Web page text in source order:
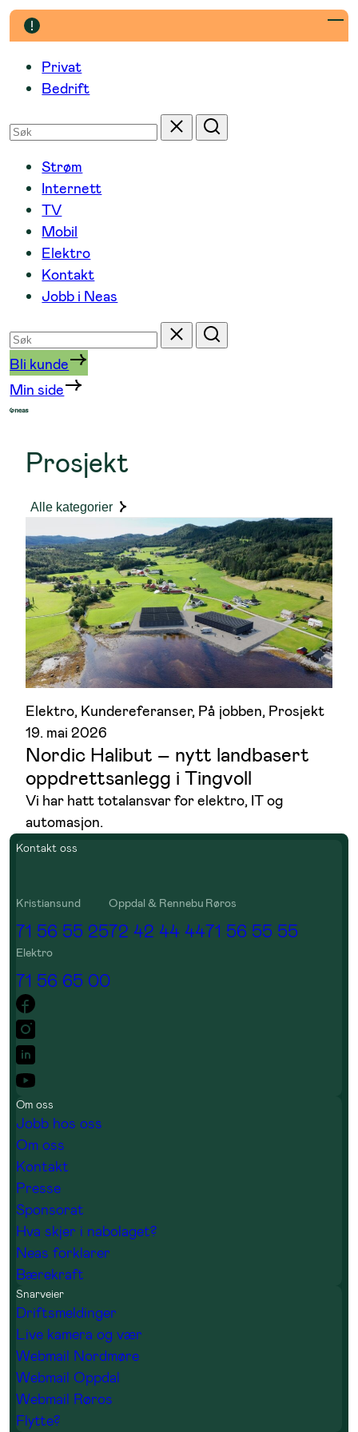
Hopp
til
innholdPrivat
Bedrift
Søk
etter
Tilbakestill
Søk
Strøm
Internett
TV
Mobil
Elektro
Kontakt
Jobb i Neas
Søk
etter
Tilbakestill
Søk
Bli kunde
Min side
Prosjekt
Alle kategorier
Elektro, Kundereferanser, På jobben, Prosjekt
19. mai 2026
Nordic Halibut – nytt landbasert
oppdrettsanlegg i Tingvoll
Vi har hatt totalansvar for elektro, IT og
automasjon.
Kontakt oss
Kristiansund
71 56 55 25
Oppdal & Rennebu
72 42 44 44
Røros
71 56 55 55
Elektro
71 56 65 00
Om oss
Jobb hos oss
Om oss
Kontakt
Presse
Sponsorat
Hva skjer i nabolaget?
Neas forklarer
Bærekraft
Snarveier
Driftsmeldinger
Live kamera og vær
Webmail Nordmøre
Webmail Oppdal
Webmail Røros
Flytte?